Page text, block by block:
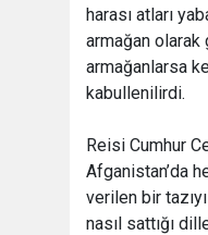
harası atları
armağan olarak
armağanlarsa
kabullenilirdi.
Reisi Cumhur
Afganistan’da
verilen bir
nasıl sattığı